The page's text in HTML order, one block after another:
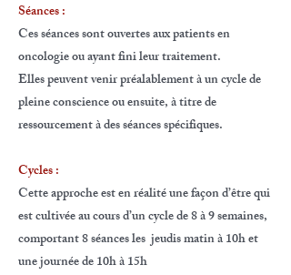
Séances :
Ces séances sont ouvertes aux patients en
oncologie ou ayant fini leur traitement.
Elles peuvent venir préalablement à un cycle de
pleine conscience ou ensuite, à titre de
ressourcement à des séances spécifiques.
Cycles :
Cette approche est en réalité une façon d’être qui
est cultivée au cours d’un cycle de 8 à 9 semaines,
comportant 8 séances les jeudis matin à 10h et
une journée de 10h à 15h